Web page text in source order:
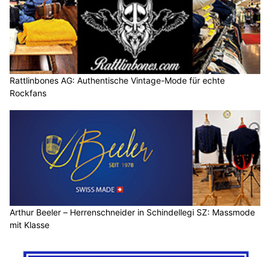
Rattlinbones AG: Authentische Vintage-Mode für echte
Rockfans
Arthur Beeler – Herrenschneider in Schindellegi SZ: Massmode
mit Klasse